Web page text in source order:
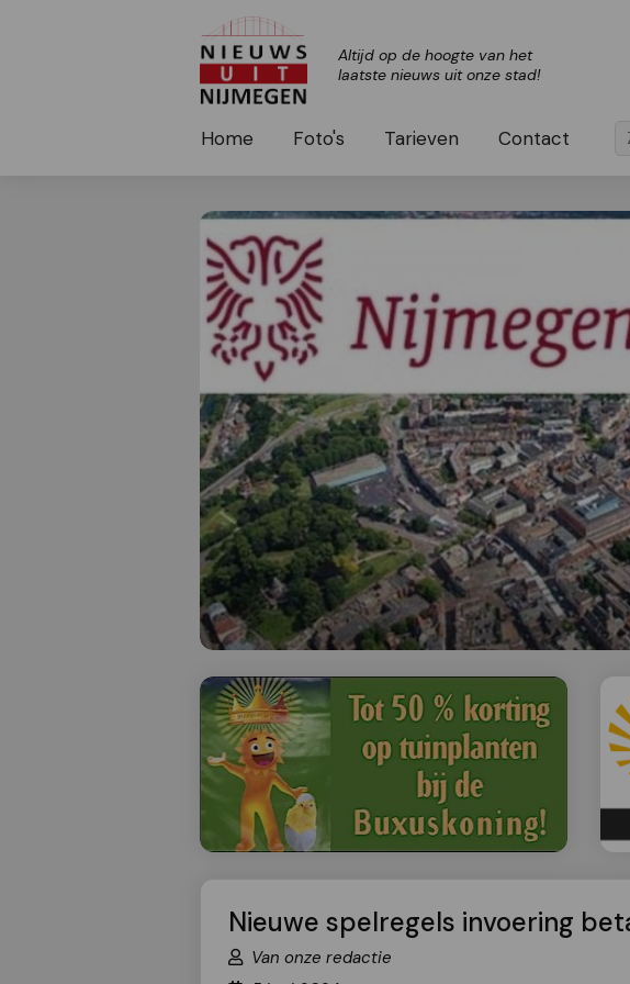
Altijd op de hoogte van het
laatste nieuws uit onze stad!
Home Foto's Tarieven Contact
Nieuwe spelregels invoering
Van onze redactie